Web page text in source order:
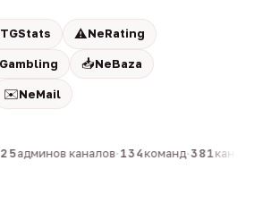
⚠️NeRating
📥NeBaza
✉️NeMail
админов каналов·134команд·381